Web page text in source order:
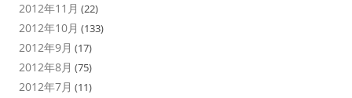
2012年11月 (22)
2012年10月 (133)
2012年9月 (17)
2012年8月 (75)
2012年7月 (11)